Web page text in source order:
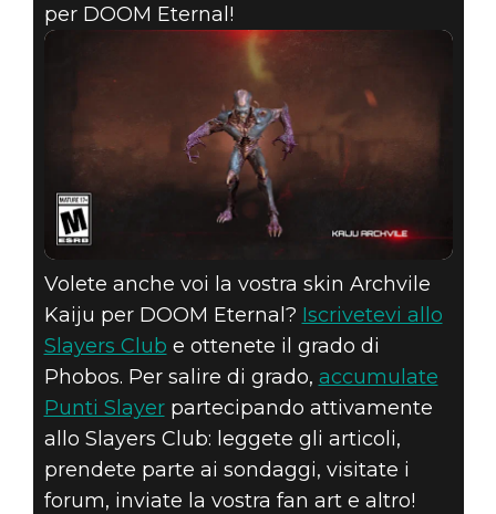
20 dicembre 2019
L’ARCHVILE
KAIJU EMERGE
DAGLI ABISSI!
per DOOM Eternal!
Volete anche voi la vostra skin Archvile
Kaiju per DOOM Eternal? Iscrivetevi allo
Slayers Club e ottenete il grado di
Phobos. Per salire di grado, accumulate
Punti Slayerpartecipando attivamente
allo Slayers Club: leggete gli articoli,
prendete parte ai sondaggi, visitate i
forum, inviate la vostra fan art e altro!